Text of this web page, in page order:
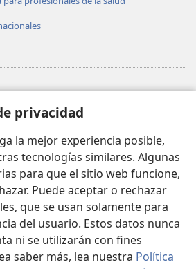
privacidad
la mejor experiencia posible,
tecnologías similares. Algunas
para que el sitio web funcione,
Puede aceptar o rechazar
que se usan solamente para
del usuario. Estos datos nunca
ni se utilizarán con fines
saber más, lea nuestra Política
Watchtower™